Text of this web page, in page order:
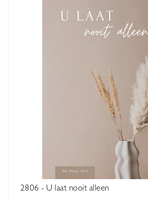
2806 - U laat nooit alleen